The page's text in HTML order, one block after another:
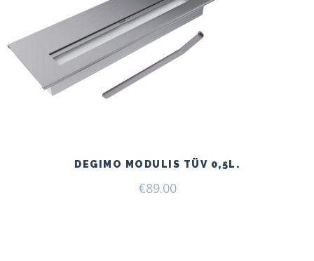
DEGIMO MODULIS TÜV 0,5L.
€89.00